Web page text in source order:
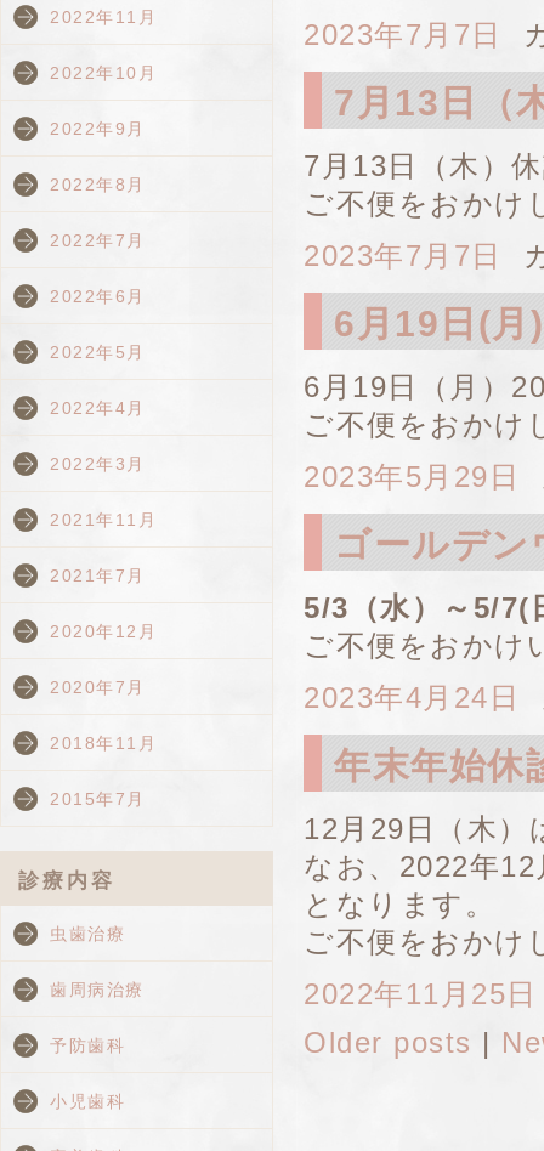
2023年7月7日
7月13日（
7月13日（木）
ご不便をおかけ
2023年7月7日
6月19日(月
6月19日（月）
ご不便をおかけ
2023年5月29日
ゴールデ
5/3（水）～5/7(
ご不便をおかけ
2023年4月24日
年末年始休
12月29日（木）
なお、2022年
となります。
ご不便をおかけ
2022年11月25日
Older posts |
2022年11月
2022年10月
2022年9月
2022年8月
2022年7月
2022年6月
2022年5月
2022年4月
2022年3月
2021年11月
2021年7月
2020年12月
2020年7月
2018年11月
2015年7月
診療内容
虫歯治療
歯周病治療
予防歯科
小児歯科